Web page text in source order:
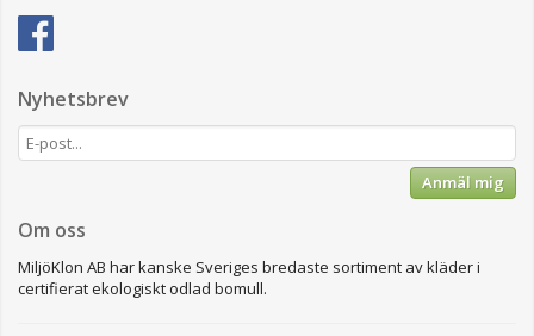
Nyhetsbrev
Anmäl mig
Om oss
MiljöKlon AB har kanske Sveriges bredaste sortiment av kläder i
certifierat ekologiskt odlad bomull.